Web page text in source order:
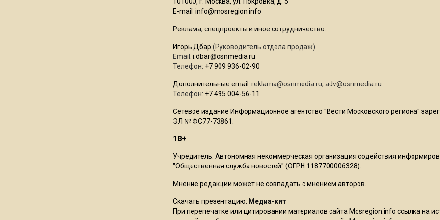
E-mail: info@mosregion.info
Реклама, спецпроекты и иное сотрудничество:
Игорь Дбар (Руководитель отдела продаж)
Email: i.dbar@osnmedia.ru
Телефон: +7 909 936-02-90
Дополнительные email: reklama@osnmedia.ru, adv@osnmedia.ru
Телефон: +7 495 004-56-11
Сетевое издание Информационное агентство "Вести Московского региона"
ЭЛ № ФС77-73861.
18+
Учредитель: Автономная некоммерческая организация содействия
"Общественная служба новостей" (ОГРН 1187700006328).
Мнение редакции может не совпадать с мнением авторов.
Скачать презентацию: Медиа-кит
При перепечатке или цитировании материалов сайта Mosregion.info ссылка на